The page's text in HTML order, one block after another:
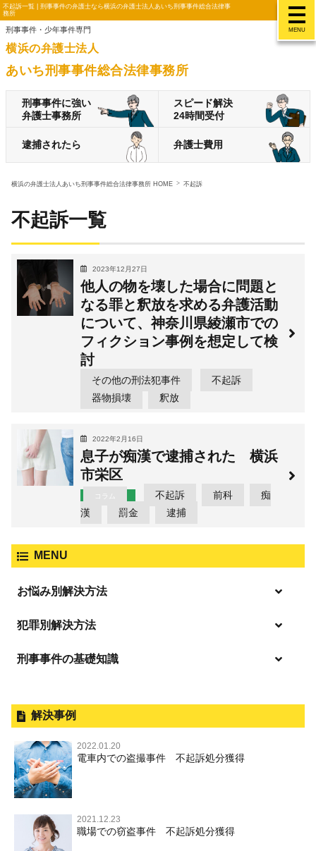
MENU
不起訴一覧 | 刑事事件の弁護士なら横浜の弁護士法人あいち刑事事件総合法律事
務所
刑事事件・少年事件専門
横浜の弁護士法人
あいち刑事事件総合法律事務所
刑事事件に強い
弁護士事務所
スピード解決
24時間受付
逮捕されたら 弁護士費用
横浜の弁護士法人あいち刑事事件総合法律事務所 HOME 不起訴
不起訴一覧
2023年12月27日
他人の物を壊した場合に問題と
なる罪と釈放を求める弁護活動
について、神奈川県綾瀬市での
フィクション事例を想定して検
討
その他の刑法犯事件
不起訴
器物損壊
釈放
2022年2月16日
息子が痴漢で逮捕された 横浜
市栄区
コラム 不起訴 前科
痴
漢
罰金 逮捕
MENU
お悩み別解決方法
「逮捕」について適切に知ることで不安や悩みを解消する
逮捕後、早急な釈放・保釈を望むときにすべきこと
無実・無罪の証明をしたい
被害者との示談を円満に進めるためには
刑事事件で被疑者を不起訴処分にするには
犯罪別解決方法
事件別－暴力事件
暴行・傷害
殺人
過失致死・過失傷害
脅迫・強要
逮捕・監禁
略取・誘拐・人身売買
性犯罪 TOP
痴漢
盗撮，のぞき
不同意わいせつ（旧：強制わいせつ，準強制わいせつ），
監護者わいせつ
不同意性交等・監護者性交等
事件別－財産犯
財産犯 TOP
窃盗罪
詐欺罪
事件別－薬物事件
薬物事件 TOP
覚せい剤
大麻
事件別－交通違反・交通事故
交通違反・交通事故 TOP
人身事故・死亡事故
その他
刑事事件の基礎知識
外国人事件の手続きと特色
刑事裁判の概要・手続
公務員の逮捕・刑事事件
控訴・上告
国選弁護士と私選弁護士の違い
裁判員裁判
解決事例
2022.01.20
電車内での盗撮事件 不起訴処分獲得
2021.12.23
職場での窃盗事件 不起訴処分獲得